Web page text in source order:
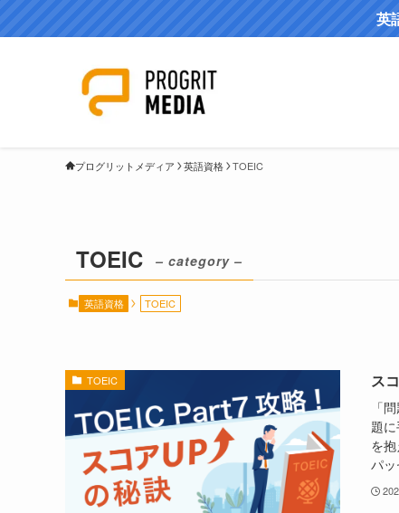
英
プログリットメディア 英語資格 TOEIC
TOEIC – category –
英語資格 TOEIC
TOEIC ス
「
題
を
パ